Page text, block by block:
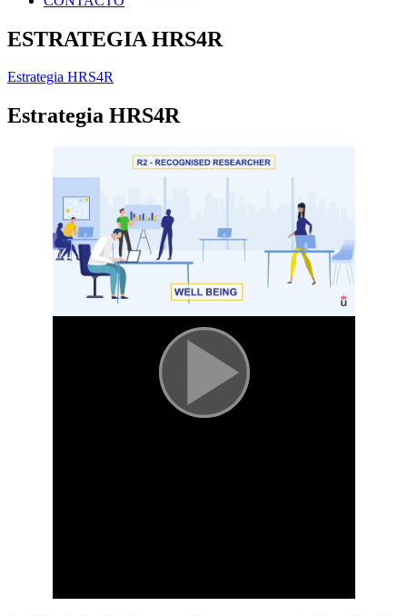
ESTRATEGIA HRS4R
Estrategia HRS4R
Estrategia HRS4R